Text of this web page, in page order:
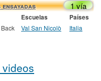
1 vía
Escuelas Países
Val San Nicolò Italia